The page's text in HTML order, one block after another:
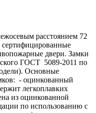
расстоянием 72
сертифицированные
двери. Замки
ГОСТ 5089-2011 по
Основные
- оцинкованный
легкоплавких
из оцинкованной
по использованию с